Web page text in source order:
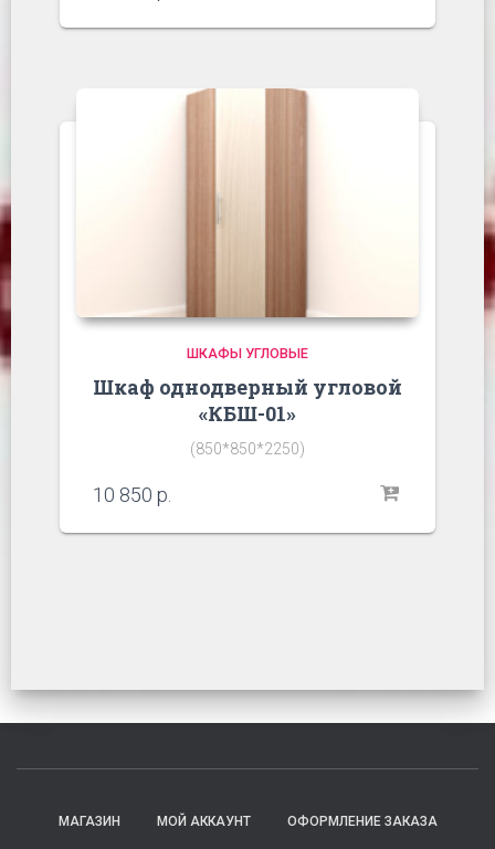
ШКАФЫ УГЛОВЫЕ
Шкаф однодверный угловой
«КБШ-01»
(850*850*2250)
10 850 р.
МАГАЗИН МОЙ АККАУНТ ОФОРМЛЕНИЕ ЗАКАЗА